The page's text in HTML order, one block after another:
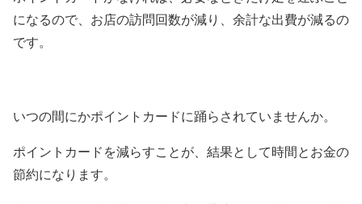
になるので、お店の訪問回数が減り、余計な出費が減るの
です。
いつの間にかポイントカードに踊らされていませんか。
ポイントカードを減らすことが、結果として時間とお金の
節約になります。